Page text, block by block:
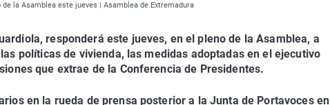
la Asamblea este jueves | Asamblea de Extremadura
responderá este jueves, en el pleno de la Asamblea, a
políticas de vivienda, las medidas adoptadas en el ejecutivo
que extrae de la Conferencia de Presidentes.
en la rueda de prensa posterior a la Junta de Portavoces en